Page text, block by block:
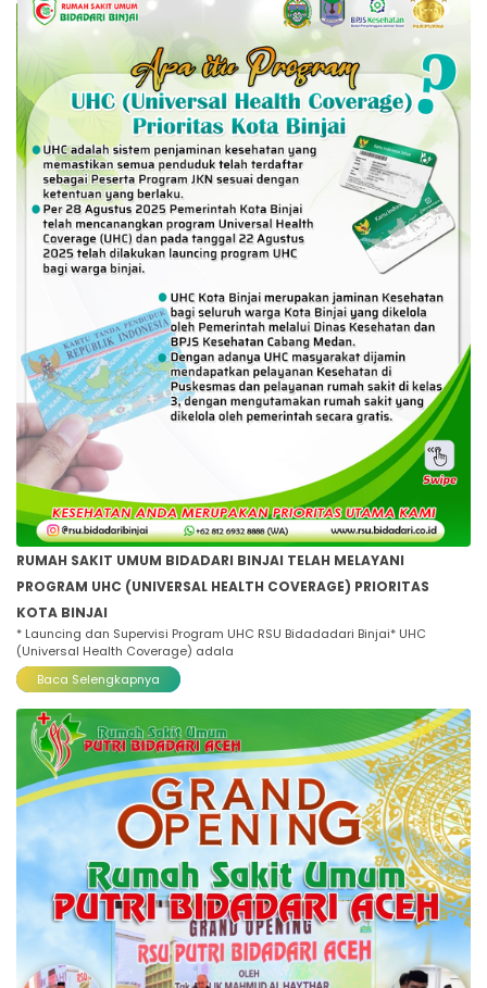
RUMAH SAKIT UMUM BIDADARI BINJAI TELAH MELAYANI
PROGRAM UHC (UNIVERSAL HEALTH COVERAGE) PRIORITAS
KOTA BINJAI
* Launcing dan Supervisi Program UHC RSU Bidadadari Binjai* UHC
(Universal Health Coverage) adala
Baca Selengkapnya